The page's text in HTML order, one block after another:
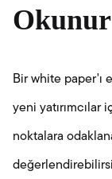
Bir white paper'ı
yeni yatırımcılar
noktalara